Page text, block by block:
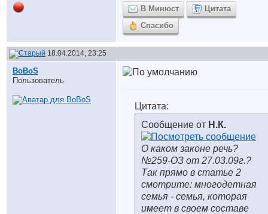
В Минюст
Цитата
Спасибо
18.04.2014, 23:25
BoBoS
Пользователь
Цитата:
Сообщение от Н.К.
О каком законе речь?
№259-ОЗ от 27.03.09г.?
Так прямо в статье 2
смотрите: многодетная
семья - семья, которая
имеет в своем составе